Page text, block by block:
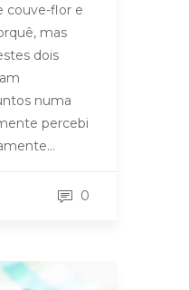
couve-flor e
mas
dois
numa
percebi
0